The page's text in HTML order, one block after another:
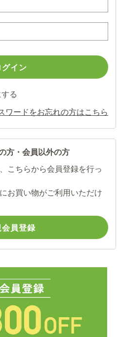
る
ワードをお忘れの方はこちら
方・会員以外の方
こちらから会員登録を行っ
お買い物がご利用いただけ